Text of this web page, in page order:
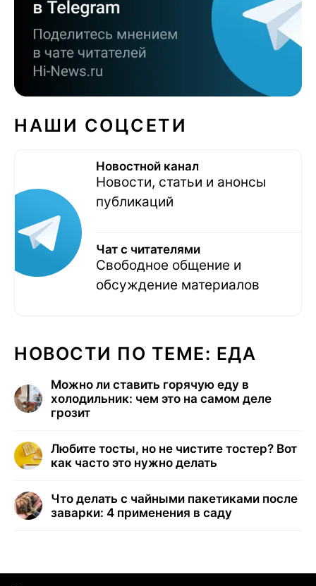
НАШИ СОЦСЕТИ
Новостной канал
Новости, статьи и анонсы
публикаций
Чат с читателями
Свободное общение и
обсуждение материалов
НОВОСТИ ПО ТЕМЕ: ЕДА
Можно ли ставить горячую еду в
холодильник: чем это на самом деле
грозит
Любите тосты, но не чистите тостер? Вот
как часто это нужно делать
Что делать с чайными пакетиками после
заварки: 4 применения в саду